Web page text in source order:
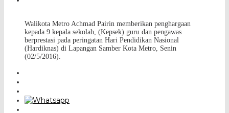
Walikota Metro Achmad Pairin memberikan penghargaan
kepada 9 kepala sekolah, (Kepsek) guru dan pengawas
berprestasi pada peringatan Hari Pendidikan Nasional
(Hardiknas) di Lapangan Samber Kota Metro, Senin
(02/5/2016).